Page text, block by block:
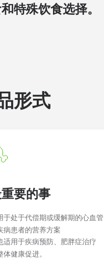
特殊饮食选择。
形式
要的事
于处于代偿期或缓解期的心血
病患者的营养方案
适用于疾病预防、肥胖症治疗
体健康促进。